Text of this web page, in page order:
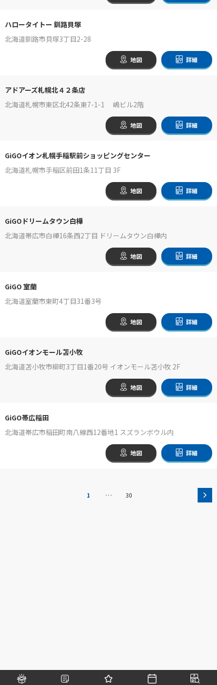
ハロータイトー 釧路貝塚
北海道釧路市貝塚3丁目2-28
地図 詳細
アドアーズ札幌北４２条店
北海道札幌市東区北42条東7-1-1 嶋ビル2階
地図 詳細
GiGOイオン札幌手稲駅前ショッピングセンター
北海道札幌市手稲区前田1条11丁目 3F
地図 詳細
GiGOドリームタウン白樺
北海道帯広市白樺16条西2丁目 ドリームタウン白樺内
地図 詳細
GiGO 室蘭
北海道室蘭市東町4丁目31番3号
地図 詳細
GiGOイオンモール苫小牧
北海道苫小牧市柳町3丁目1番20号 イオンモール苫小牧 2F
地図 詳細
GiGO帯広稲田
北海道帯広市稲田町南八線西12番地1 スズランボウル内
地図 詳細
1 … 30